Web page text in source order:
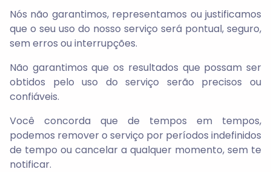
Nós não garantimos, representamos ou justificamos
que o seu uso do nosso serviço será pontual, seguro,
sem erros ou interrupções.
Não garantimos que os resultados que possam ser
obtidos pelo uso do serviço serão precisos ou
confiáveis.
Você concorda que de tempos em tempos,
podemos remover o serviço por períodos indefinidos
de tempo ou cancelar a qualquer momento, sem te
notificar.